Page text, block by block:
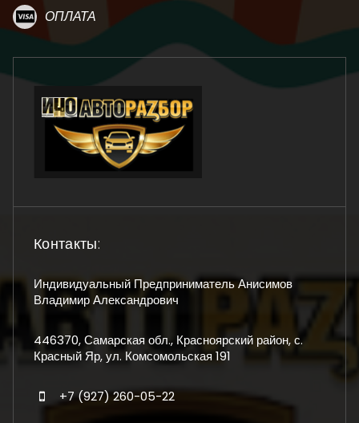
ОПЛАТА
Контакты:
Индивидуальный Предприниматель Анисимов
Владимир Александрович
446370, Самарская обл., Красноярский район, с.
Красный Яр, ул. Комсомольская 191
+7 (927) 260-05-22